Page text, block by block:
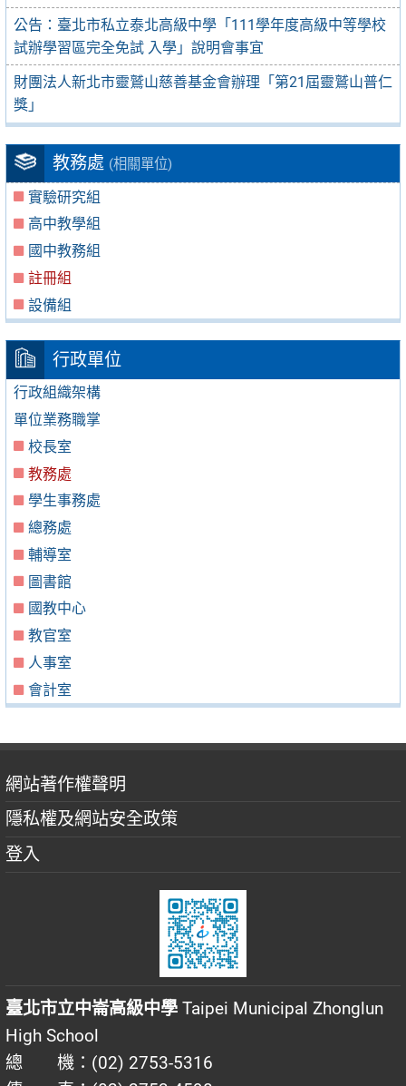
公告：臺北市私立泰北高級中學「111學年度高級中等學校
試辦學習區完全免試 入學」說明會事宜
財團法人新北市靈鷲山慈善基金會辦理「第21屆靈鷲山普仁
獎」
教務處 (相關單位)
實驗研究組
高中教學組
國中教務組
註冊組
設備組
行政單位
行政組織架構
單位業務職掌
校長室
教務處
學生事務處
總務處
輔導室
圖書館
國教中心
教官室
人事室
會計室
網站著作權聲明
隱私權及網站安全政策
登入
臺北市立中崙高級中學 Taipei Municipal Zhonglun
High School
總 機：(02) 2753-5316